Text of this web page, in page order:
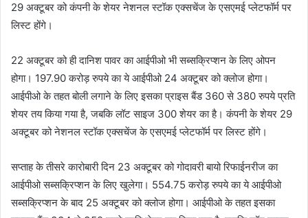
29 अक्टूबर को कंपनी के शेयर नेशनल स्टॉक एक्सचेंज के एसएमई प्लेटफॉर्म पर
लिस्ट होंगे।
22 अक्टूबर को ही दानिश पावर का आईपीओ भी सब्सक्रिप्शन के लिए ओपन
होगा। 197.90 करोड़ रुपये का ये आईपीओ 24 अक्टूबर को क्लोज होगा।
आईपीओ के तहत बोली लगाने के लिए इसका प्राइस बैंड 360 से 380 रुपये प्रति
शेयर तय किया गया है, जबकि लॉट साइज 300 शेयर का है। कंपनी के शेयर 29
अक्टूबर को नेशनल स्टॉक एक्सचेंज के एसएमई प्लेटफॉर्म पर लिस्ट होंगे।
सप्ताह के तीसरे कारोबारी दिन 23 अक्टूबर को गोदावरी बायो रिफाईनरीज का
आईपीओ सब्सक्रिप्शन के लिए खुलेगा। 554.75 करोड़ रुपये का ये आईपीओ
सब्सक्रिप्शन के बाद 25 अक्टूबर को क्लोज होगा। आईपीओ के तहत इसका